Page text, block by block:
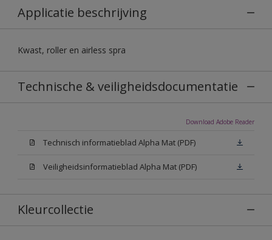
Applicatie beschrijving
Kwast, roller en airless spra
Technische & veiligheidsdocumentatie
Download Adobe Reader
Technisch informatieblad Alpha Mat (PDF)
Veiligheidsinformatieblad Alpha Mat (PDF)
Kleurcollectie